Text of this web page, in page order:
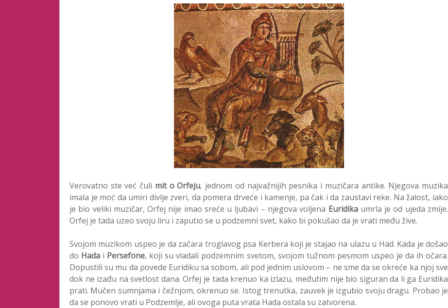
Verovatno ste već čuli mit o Orfeju, jednom od najvažnijih pesnika i muzičara antike. Njegova muzika
imala je moć da umiri divlje zveri, da pomera drveće i kamenje, pa čak i da zaustavi reke. Na žalost, iako
je bio veliki muzičar, Orfej nije imao sreće u ljubavi – njegova voljena Euridikaumrla je od ujeda zmije.
Orfej je tada uzeo svoju liru i zaputio se u podzemni svet, kako bi pokušao da je vrati među žive.
Svojom muzikom uspeo je da začara troglavog psa Kerbera koji je stajao na ulazu u Had. Kada je došao
do Hada i Persefone, koji su vladali podzemnim svetom, svojom tužnom pesmom uspeo je da ih očara.
Dopustili su mu da povede Euridiku sa sobom, ali pod jednim uslovom – ne sme da se okreće ka njoj sve
dok ne izađu na svetlost dana. Orfej je tada krenuo ka izlazu, međutim nije bio siguran da li ga Euridika
prati. Mučen sumnjama i čežnjom, okrenuo se. Istog trenutka, zauvek je izgubio svoju dragu. Probao je
da se ponovo vrati u Podzemlje, ali ovoga puta vrata Hada ostala su zatvorena.